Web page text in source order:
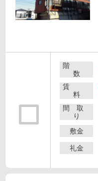
階
数
賃
料
間 取
り
敷金
礼金